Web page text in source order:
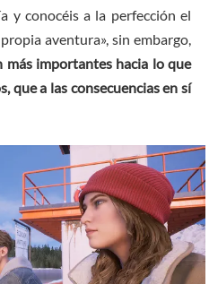
y conocéis a la perfección el
aventura», sin embargo,
más importantes hacia lo que
que a las consecuencias en sí